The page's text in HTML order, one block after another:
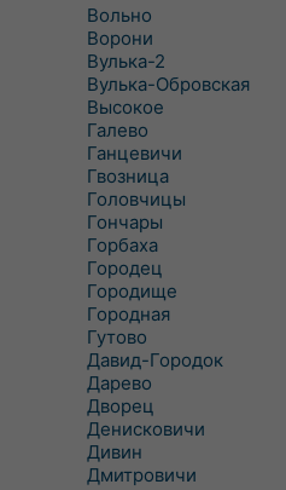
Вольно
Ворони
Вулька-2
Вулька-Обровская
Высокое
Галево
Ганцевичи
Гвозница
Головчицы
Гончары
Горбаха
Городец
Городище
Городная
Гутово
Давид-Городок
Дарево
Дворец
Денисковичи
Дивин
Дмитровичи